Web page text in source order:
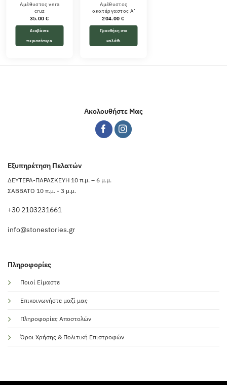
Αμέθυστος vera
cruz
35.00€
Διαβάστε
περισσότερα
Αμέθυστος
ακατέργαστος A’
204.00€
Προσθήκη στο
καλάθι
Ακολουθήστε Μας
Εξυπηρέτηση Πελατών
ΔΕΥΤΕΡΑ-ΠΑΡΑΣΚΕΥΗ 10 π.μ. – 6 μ.μ.
ΣΑΒΒΑΤΟ 10 π.μ. - 3 μ.μ.
+30 2103231661
info@stonestories.gr
Πληροφορίες
Ποιοί Είμαστε
Επικοινωνήστε μαζί μας
Πληροφορίες Αποστολών
Όροι Χρήσης & Πολιτική Επιστροφών